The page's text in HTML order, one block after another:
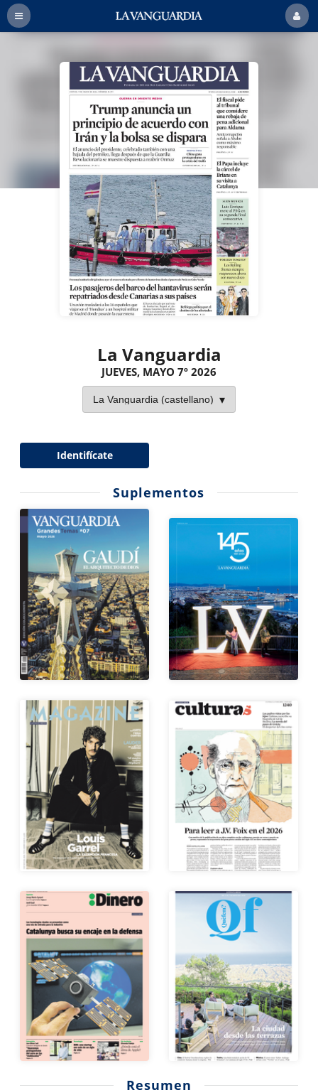
La Vanguardia
JUEVES, MAYO 7º 2026
Identifícate
Suplementos
Resumen